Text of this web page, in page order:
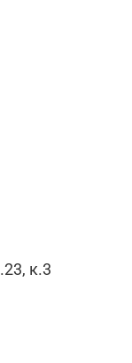
к.3